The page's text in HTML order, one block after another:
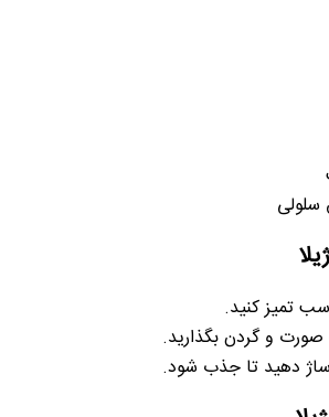
سلولی
تمیز کنید.
و گردن بگذارید.
دهید تا جذب شود.